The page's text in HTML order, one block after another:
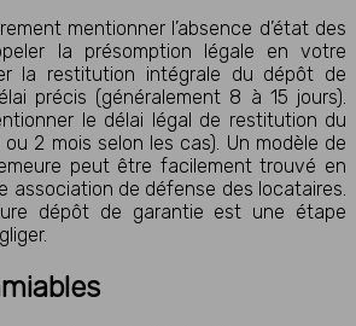
mentionner l’absence d’état des
la présomption légale en votre
la restitution intégrale du dépôt de
précis (généralement 8 à 15 jours).
le délai légal de restitution du
2 mois selon les cas). Un modèle de
peut être facilement trouvé en
association de défense des locataires.
dépôt de garantie est une étape